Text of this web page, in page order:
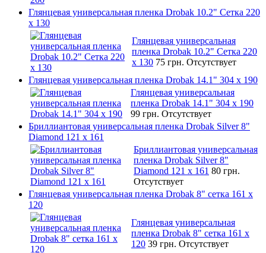
Глянцевая универсальная пленка Drobak 10.2" Сетка 220
x 130
Глянцевая универсальная
пленка Drobak 10.2" Сетка 220
x 130 75 грн. Отсутствует
Глянцевая универсальная пленка Drobak 14.1" 304 х 190
Глянцевая универсальная
пленка Drobak 14.1" 304 х 190
99 грн. Отсутствует
Бриллиантовая универсальная пленка Drobak Silver 8"
Diamond 121 х 161
Бриллиантовая универсальная
пленка Drobak Silver 8"
Diamond 121 х 161 80 грн.
Отсутствует
Глянцевая универсальная пленка Drobak 8" сетка 161 х
120
Глянцевая универсальная
пленка Drobak 8" сетка 161 х
120 39 грн. Отсутствует